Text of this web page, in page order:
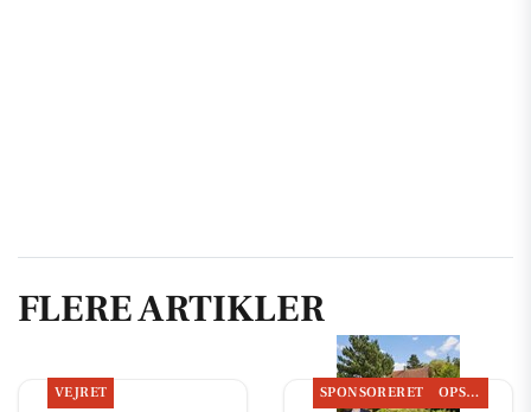
FLERE ARTIKLER
VEJRET SPONSORERET OPSLAGSTAVLEN